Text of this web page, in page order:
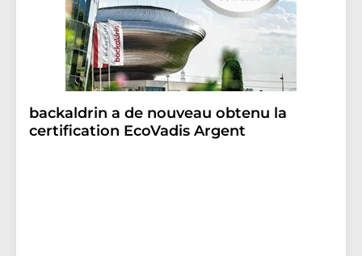
backaldrin a de nouveau obtenu la
certification EcoVadis Argent